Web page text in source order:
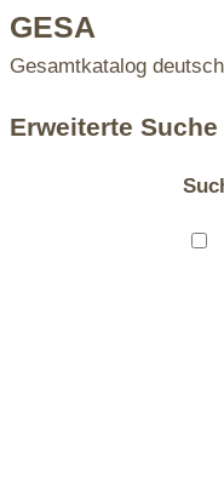
GESA
Gesamtkatalog
Erweiterte Suche